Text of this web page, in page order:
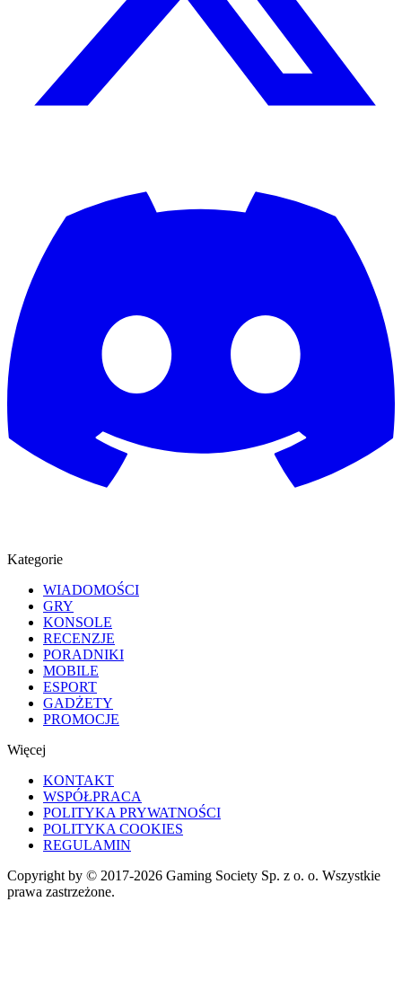
Kategorie
WIADOMOŚCI
GRY
KONSOLE
RECENZJE
PORADNIKI
MOBILE
ESPORT
GADŻETY
PROMOCJE
Więcej
KONTAKT
WSPÓŁPRACA
POLITYKA PRYWATNOŚCI
POLITYKA COOKIES
REGULAMIN
Copyright by © 2017-2026 Gaming Society Sp. z o. o. Wszystkie
prawa zastrzeżone.